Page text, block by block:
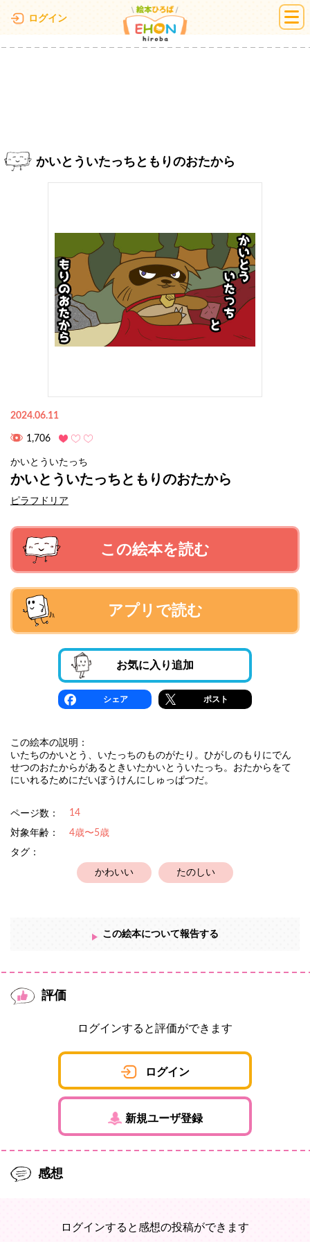
ログイン 絵本ひろば
かいとういたっちともりのおたから
2024.06.11
1,706
かいとういたっち
かいとういたっちともりのおたから
ピラフドリア
この絵本を読む
アプリで読む
お気に入り追加
シェア ポスト
この絵本の説明：
いたちのかいとう、いたっちのものがたり。ひがしのもりにでん
せつのおたからがあるときいたかいとういたっち。おたからをて
にいれるためにだいぼうけんにしゅっぱつだ。
ページ数： 14
対象年齢：
4歳〜5歳
タグ：
かわいい たのしい
この絵本について報告する
評価
ログインすると評価ができます
ログイン
新規ユーザ登録
感想
ログインすると感想の投稿ができます